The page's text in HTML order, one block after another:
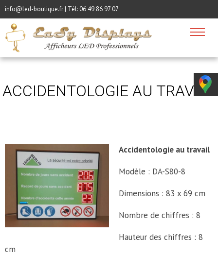
info@led-boutique.fr | Tél: 06 49 86 97 07
ACCIDENTOLOGIE AU TRAVAIL
Accidentologie au travail
Modèle : DA-S80-8
Dimensions : 83 x 69 cm
Nombre de chiffres : 8
Hauteur des chiffres : 8
cm